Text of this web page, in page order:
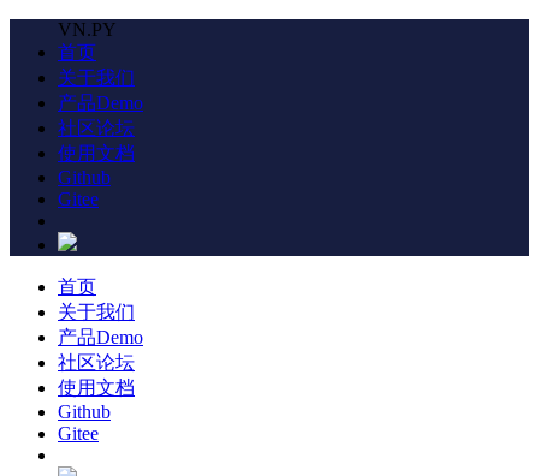
VN.PY
首页
关于我们
产品Demo
社区论坛
使用文档
Github
Gitee
首页
关于我们
产品Demo
社区论坛
使用文档
Github
Gitee